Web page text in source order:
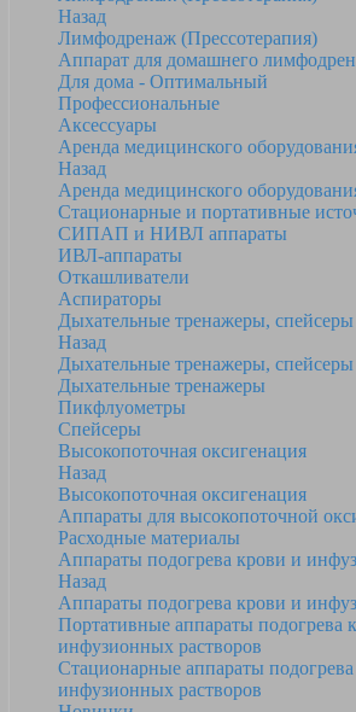
Назад
Лимфодренаж (Прессотерапия)
Аппарат для домашнего
Для дома - Оптимальный
Профессиональные
Аксессуары
Аренда медицинского
Назад
Аренда медицинского
Стационарные и портативные
СИПАП и НИВЛ аппараты
ИВЛ-аппараты
Откашливатели
Аспираторы
Дыхательные тренажеры,
Назад
Дыхательные тренажеры,
Дыхательные тренажеры
Пикфлуометры
Спейсеры
Высокопоточная оксигенация
Назад
Высокопоточная оксигенация
Аппараты для высокопоточной
Расходные материалы
Аппараты подогрева крови и
Назад
Аппараты подогрева крови и
Портативные аппараты подогрева
инфузионных растворов
Стационарные аппараты
инфузионных растворов